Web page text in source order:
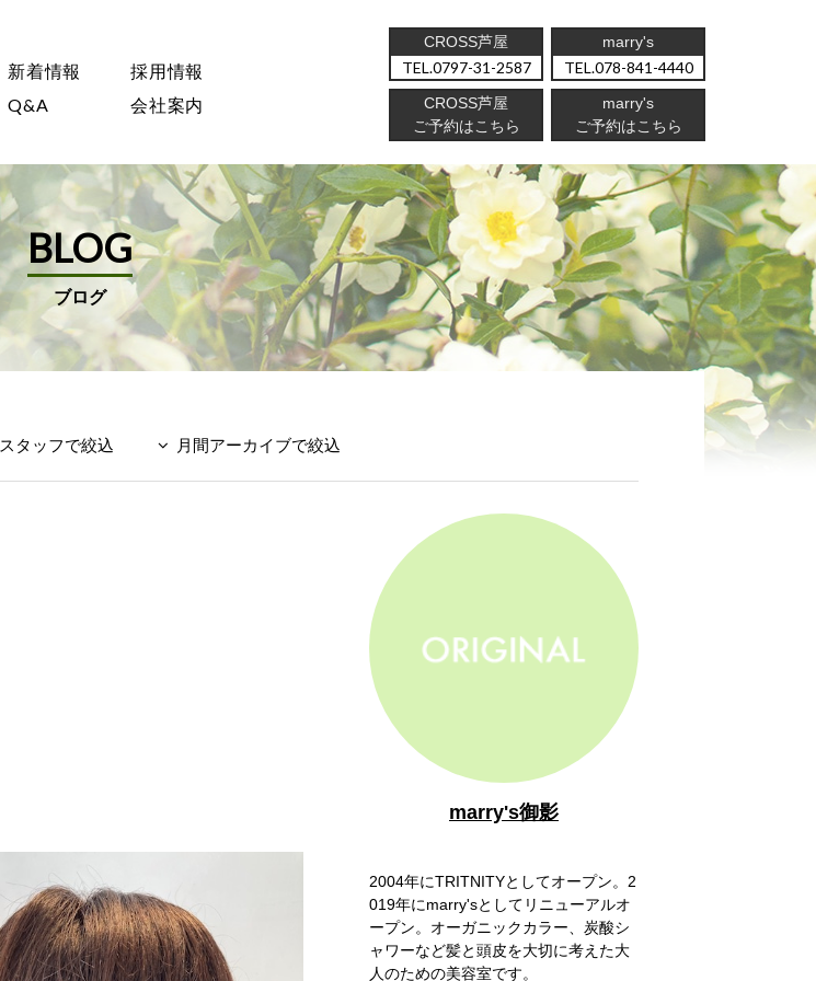
新着情報
採用情報
Q&A 会社案内
CROSS芦屋
0797-31-2587
marry's
078-841-4440
CROSS芦屋
ご予約はこちら
marry's
ご予約はこちら
BLOG
ブログ
スタッフで絞込 月間アーカイブで絞込
marry's御影
2004年にTRITNITYとしてオープン。2
019年にmarry'sとしてリニューアルオ
ープン。オーガニックカラー、炭酸シ
ャワーなど髪と頭皮を大切に考えた大
人のための美容室です。